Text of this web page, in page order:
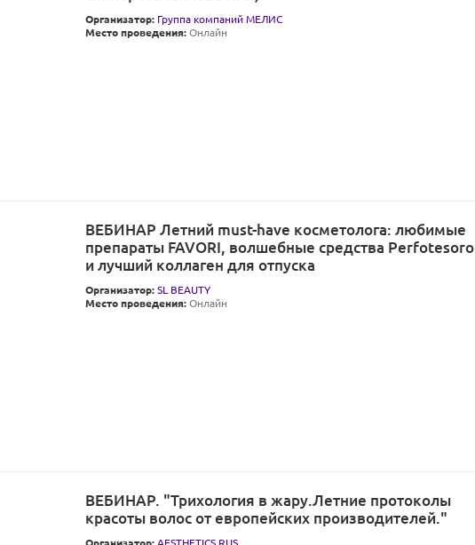
Организатор: Группа компаний МЕЛИС
Место проведения: Онлайн
ВЕБИНАР Летний must-have косметолога: любимые
препараты FAVORI, волшебные средства Perfotesoro
и лучший коллаген для отпуска
Организатор: SL BEAUTY
Место проведения: Онлайн
ВЕБИНАР. "Трихология в жару.Летние протоколы
красоты волос от европейских производителей."